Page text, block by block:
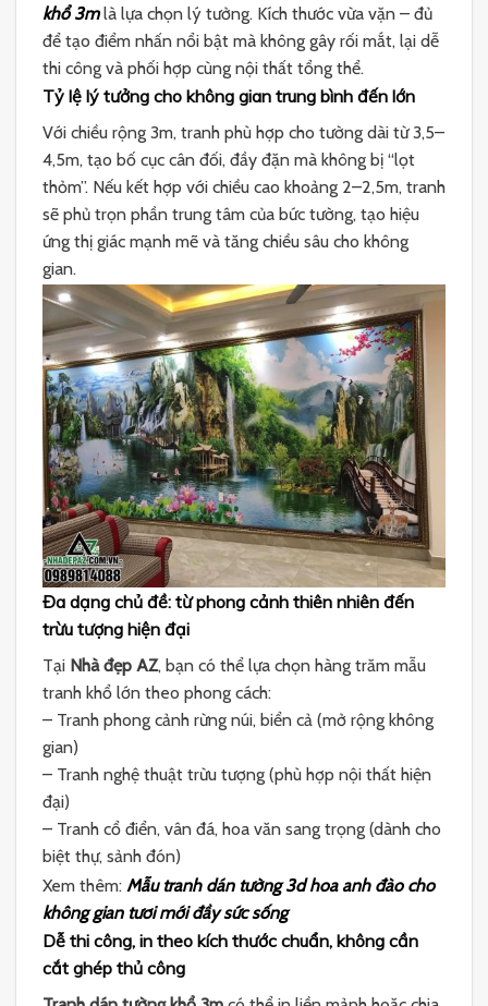
khổ 3mlà lựa chọn lý tưởng. Kích thước vừa vặn – đủ
để tạo điểm nhấn nổi bật mà không gây rối mắt, lại dễ
thi công và phối hợp cùng nội thất tổng thể.
Tỷ lệ lý tưởng cho không gian trung bình đến lớn
Với chiều rộng 3m, tranh phù hợp cho tường dài từ 3,5–
4,5m, tạo bố cục cân đối, đầy đặn mà không bị “lọt
thỏm”. Nếu kết hợp với chiều cao khoảng 2–2,5m, tranh
sẽ phủ trọn phần trung tâm của bức tường, tạo hiệu
ứng thị giác mạnh mẽ và tăng chiều sâu cho không
gian.
Đa dạng chủ đề: từ phong cảnh thiên nhiên đến
trừu tượng hiện đại
Tại Nhà đẹp AZ, bạn có thể lựa chọn hàng trăm mẫu
tranh khổ lớn theo phong cách:
– Tranh phong cảnh rừng núi, biển cả (mở rộng không
gian)
– Tranh nghệ thuật trừu tượng (phù hợp nội thất hiện
đại)
– Tranh cổ điển, vân đá, hoa văn sang trọng (dành cho
biệt thự, sảnh đón)
Xem thêm: Mẫu tranh dán tường 3d hoa anh đào cho
không gian tươi mới đầy sức sống
Dễ thi công, in theo kích thước chuẩn, không cần
cắt ghép thủ công